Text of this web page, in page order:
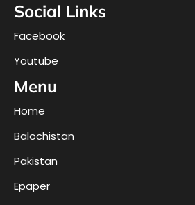
Social Links
Facebook
Youtube
Menu
Home
Balochistan
Pakistan
Epaper